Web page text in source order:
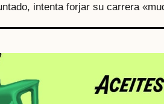
intenta forjar su carrera